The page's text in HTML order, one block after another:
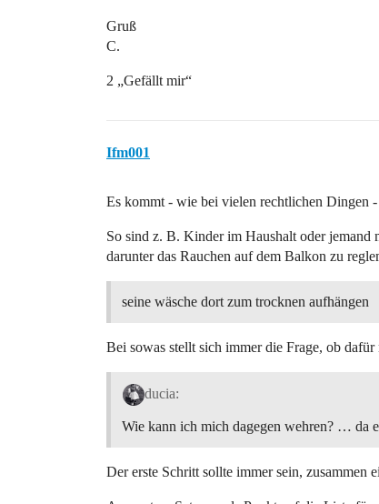
Gruß
C.
2 „Gefällt mir“
Ifm001
Es kommt - wie bei vielen rechtlichen Dingen
So sind z. B. Kinder im Haushalt oder
darunter das Rauchen auf dem Balkon zu
seine wäsche dort zum trocknen aufhängen
Bei sowas stellt sich immer die Frage, ob
ducia:
Wie kann ich mich dagegen wehren? … da
Der erste Schritt sollte immer sein, zusammen